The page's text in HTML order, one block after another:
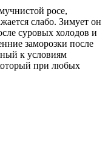
росе,
слабо. Зимует он
суровых холодов и
заморозки после
к условиям
при любых